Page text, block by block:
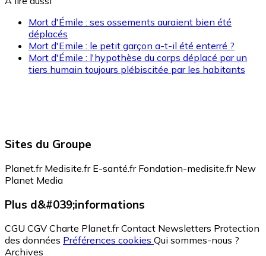
Mort d'Émile : ses ossements auraient bien été
déplacés
Mort d'Emile : le petit garçon a-t-il été enterré ?
Mort d'Émile : l'hypothèse du corps déplacé par un
tiers humain toujours plébiscitée par les habitants
Sites du Groupe
Planet.fr Medisite.fr E-santé.fr Fondation-medisite.fr New
Planet Media
Plus d&#039;informations
CGU CGV Charte Planet.fr Contact Newsletters Protection
des données Préférences cookies Qui sommes-nous ?
Archives